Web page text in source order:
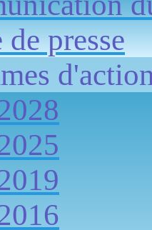
presse